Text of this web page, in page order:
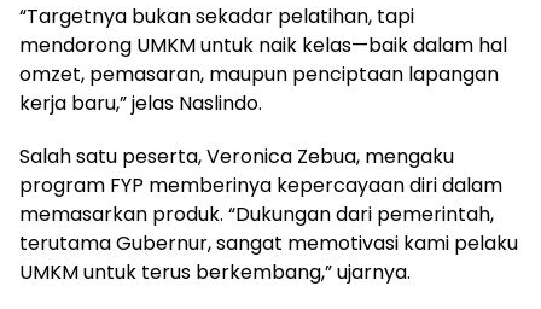
“Targetnya bukan sekadar pelatihan, tapi
mendorong UMKM untuk naik kelas—baik dalam hal
omzet, pemasaran, maupun penciptaan lapangan
kerja baru,” jelas Naslindo.
Salah satu peserta, Veronica Zebua, mengaku
program FYP memberinya kepercayaan diri dalam
memasarkan produk. “Dukungan dari pemerintah,
terutama Gubernur, sangat memotivasi kami pelaku
UMKM untuk terus berkembang,” ujarnya.